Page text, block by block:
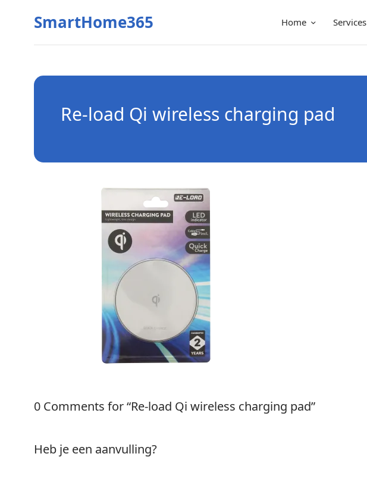
SmartHome365 Home Services
Re-load Qi wireless charging pad
0 Comments for “Re-load Qi wireless charging pad”
Heb je een aanvulling?